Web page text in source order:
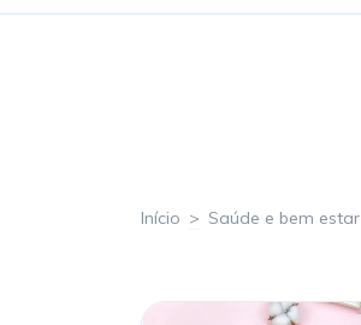
Início > Saúde e bem estar